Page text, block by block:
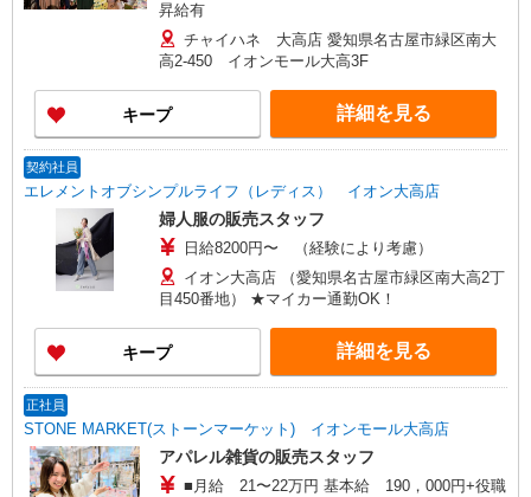
昇給有
チャイハネ 大高店 愛知県名古屋市緑区南大
高2-450 イオンモール大高3F
キープ 詳細を見る
契約社員
エレメントオブシンプルライフ（レディス） イオン大高店
婦人服の販売スタッフ
日給8200円〜 （経験により考慮）
イオン大高店 （愛知県名古屋市緑区南大高2丁
目450番地） ★マイカー通勤OK！
キープ 詳細を見る
正社員
STONE MARKET(ストーンマーケット) イオンモール大高店
アパレル雑貨の販売スタッフ
■月給 21〜22万円 基本給 190，000円+役職